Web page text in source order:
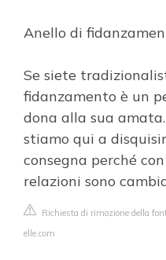
Anello di
Se siete
fidanzamento è un
dona alla sua
stiamo qui a
consegna perché
relazioni sono
Richiesta di rimozione della
elle.com